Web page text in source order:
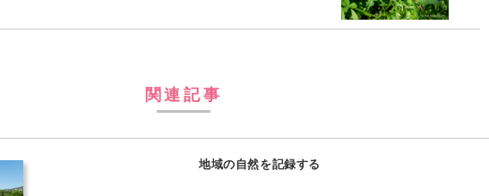
関連記事
地域の自然を記録する